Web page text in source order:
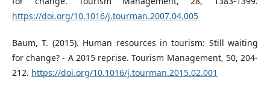
https://doi.org/10.1016/j.tourman.2007.04.005
Baum, T. (2015). Human resources in tourism: Still waiting
for change? - A 2015 reprise. Tourism Management, 50, 204-
212. https://doi.org/10.1016/j.tourman.2015.02.001